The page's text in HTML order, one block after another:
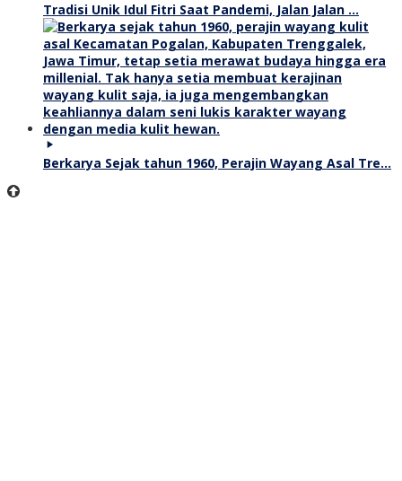
Tradisi Unik Idul Fitri Saat Pandemi, Jalan Jalan …
Berkarya Sejak tahun 1960, Perajin Wayang Asal Tre…